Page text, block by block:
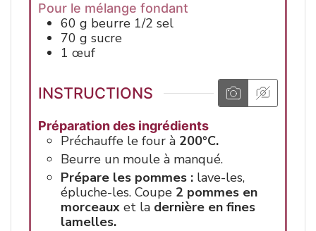
Pour le mélange fondant
60 g beurre 1/2 sel
70 g sucre
1 œuf
INSTRUCTIONS
Préparation des ingrédients
Préchauffe le four à 200°C.
Beurre un moule à manqué.
Prépare les pommes : lave-les,
épluche-les. Coupe 2 pommes en
morceaux et la dernière en fines
lamelles.